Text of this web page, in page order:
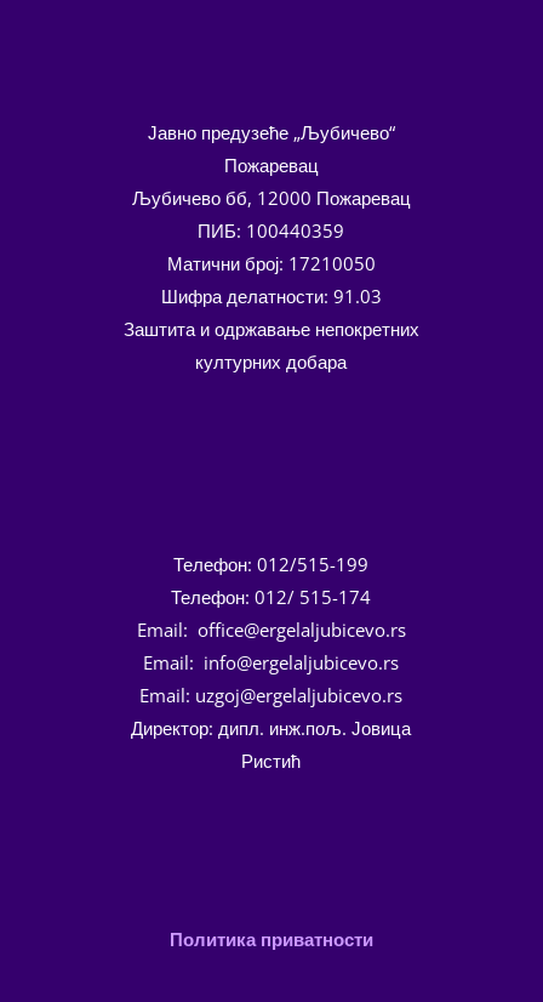
Јавно предузеће „Љубичево“
Пожаревац
Љубичево бб, 12000 Пожаревац
ПИБ: 100440359
Матични број: 17210050
Шифра делатности: 91.03
Заштита и одржавање непокретних
културних добара
Телефон: 012/515-199
Телефон: 012/ 515-174
Email: office@ergelaljubicevo.rs
Email: info@ergelaljubicevo.rs
Email: uzgoj@ergelaljubicevo.rs
Директор: дипл. инж.пољ. Јовица
Ристић
Политика приватности